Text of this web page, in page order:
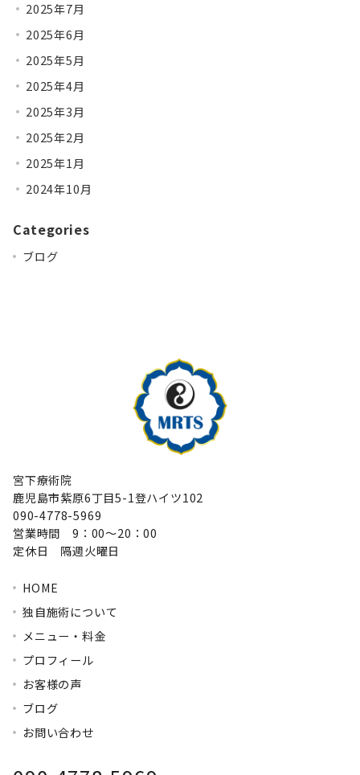
2025年7月
2025年6月
2025年5月
2025年4月
2025年3月
2025年2月
2025年1月
2024年10月
Categories
ブログ
宮下療術院
鹿児島市紫原6丁目5-1登ハイツ102
090-4778-5969
営業時間 9：00～20：00
定休日 隔週火曜日
HOME
独自施術について
メニュー・料金
プロフィール
お客様の声
ブログ
お問い合わせ